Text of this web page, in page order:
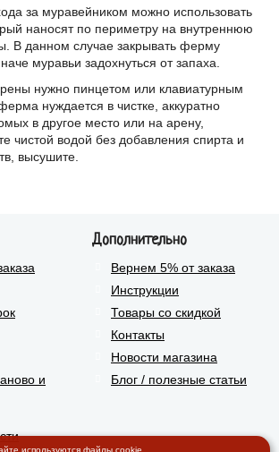
за муравейником можно использовать
наносят по периметру на внутреннюю
В данном случае закрывать ферму
муравьи задохнуться от запаха.
нужно пинцетом или клавиатурным
нуждается в чистке, аккуратно
в другое место или на арену,
чистой водой без добавления спирта и
высушите.
и
Дополнительно
Вернем 5% от заказа
Инструкции
Товары со скидкой
Контакты
Новости магазина
Блог / полезные статьи
используются файлы cookie